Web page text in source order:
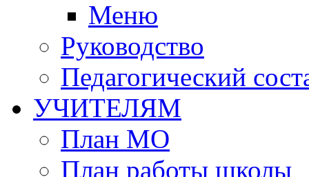
Меню
Руководство
Педагогический
УЧИТЕЛЯМ
План МО
План работы школы